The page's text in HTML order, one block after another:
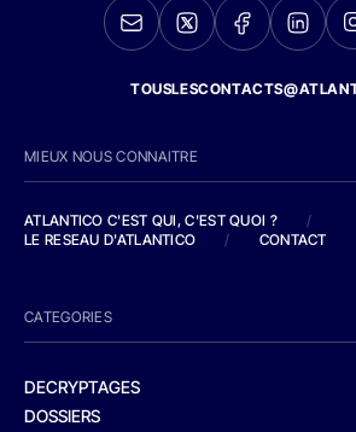
MIEUX NOUS CONNAITRE
ATLANTICO C'EST QUI, C'EST QUOI ?
/
LE RESEAU D'ATLANTICO
/ CONTACT
CATEGORIES
DECRYPTAGES
DOSSIERS